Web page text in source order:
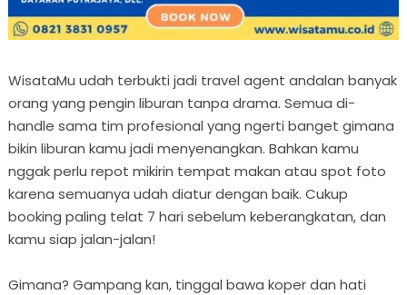
WisataMu udah terbukti jadi travel agent andalan banyak
orang yang pengin liburan tanpa drama. Semua di-
handle sama tim profesional yang ngerti banget gimana
bikin liburan kamu jadi menyenangkan. Bahkan kamu
nggak perlu repot mikirin tempat makan atau spot foto
karena semuanya udah diatur dengan baik. Cukup
booking paling telat 7 hari sebelum keberangkatan, dan
kamu siap jalan-jalan!
Gimana? Gampang kan, tinggal bawa koper dan hati